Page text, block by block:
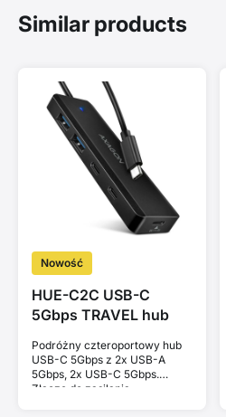
Similar products
Nowość
HUE-C2C USB-C
5Gbps TRAVEL hub
Podróżny czteroportowy hub
USB-C 5Gbps z 2x USB-A
5Gbps, 2x USB-C 5Gbps.
Złącze do zasilania